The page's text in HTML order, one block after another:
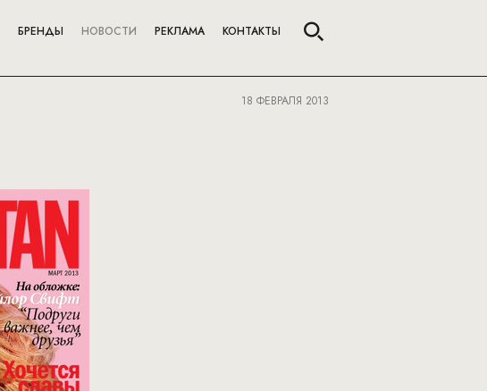
БРЕНДЫ НОВОСТИ РЕКЛАМА КОНТАКТЫ
18 ФЕВРАЛЯ 2013